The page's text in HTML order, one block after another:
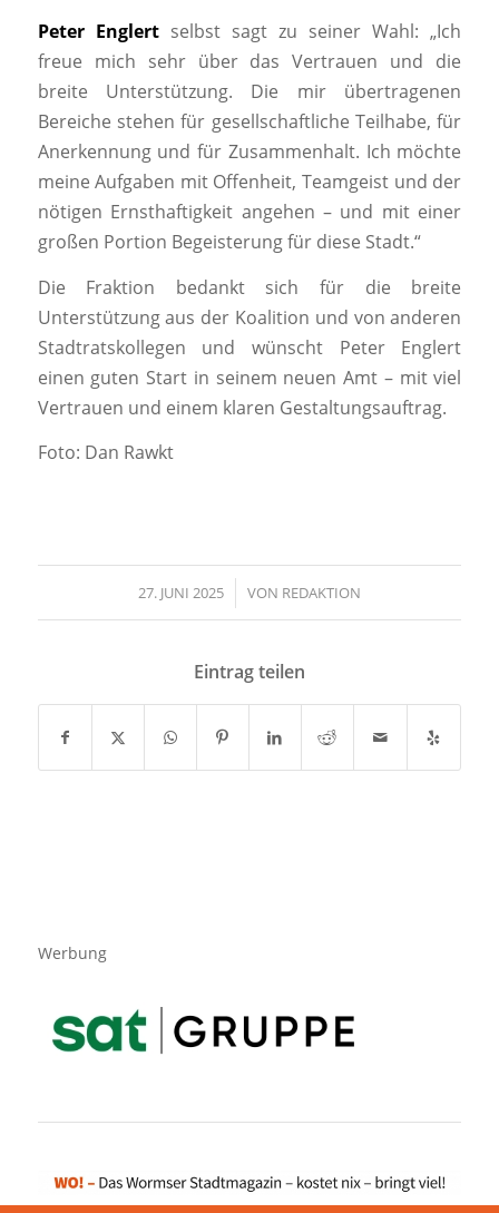
Peter Englertselbst sagt zu seiner Wahl: „Ich
freue mich sehr über das Vertrauen und die
breite Unterstützung. Die mir übertragenen
Bereiche stehen für gesellschaftliche Teilhabe, für
Anerkennung und für Zusammenhalt. Ich möchte
meine Aufgaben mit Offenheit, Teamgeist und der
nötigen Ernsthaftigkeit angehen – und mit einer
großen Portion Begeisterung für diese Stadt.“
Die Fraktion bedankt sich für die breite
Unterstützung aus der Koalition und von anderen
Stadtratskollegen und wünscht Peter Englert
einen guten Start in seinem neuen Amt – mit viel
Vertrauen und einem klaren Gestaltungsauftrag.
Foto: Dan Rawkt
27. JUNI 2025
/ VON REDAKTION
Eintrag teilen
Werbung